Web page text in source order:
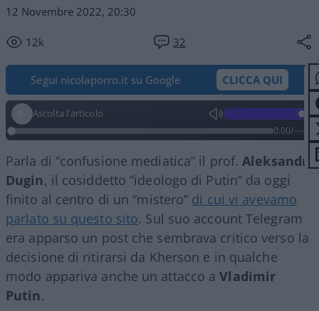
12 Novembre 2022, 20:30
12k 32
Segui nicolaporro.it su Google CLICCA QUI
Ascolta l'articolo
0:00/--:--
Parla di “confusione mediatica” il prof.Aleksandr
Dugin, il cosiddetto “ideologo di Putin” da oggi
finito al centro di un “mistero” di cui vi avevamo
parlato su questo sito. Sul suo account Telegram
era apparso un post che sembrava critico verso la
decisione di ritirarsi da Kherson e in qualche
modo appariva anche un attacco aVladimir
Putin.